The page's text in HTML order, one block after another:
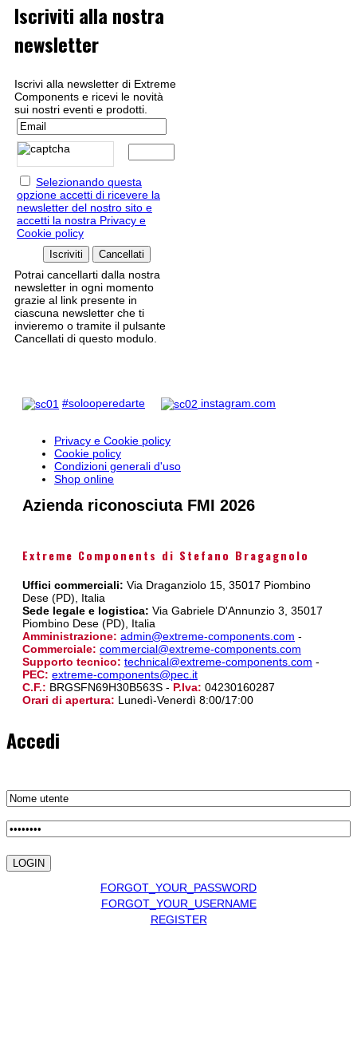
Iscriviti alla nostra
newsletter
Iscrivi alla newsletter di Extreme
Components e ricevi le novità
sui nostri eventi e prodotti.
Selezionando questa
opzione accetti di ricevere la
newsletter del nostro sito e
accetti la nostra Privacy e
Cookie policy
Potrai cancellarti dalla nostra
newsletter in ogni momento
grazie al link presente in
ciascuna newsletter che ti
invieremo o tramite il pulsante
Cancellati di questo modulo.
#solooperedarte instagram.com
Privacy e Cookie policy
Cookie policy
Condizioni generali d'uso
Shop online
Azienda riconosciuta FMI 2026
Extreme Components di Stefano Bragagnolo
Uffici commerciali: Via Draganziolo 15, 35017 Piombino
Dese (PD), Italia
Sede legale e logistica: Via Gabriele D'Annunzio 3, 35017
Piombino Dese (PD), Italia
Amministrazione: admin@extreme-components.com -
Commerciale: commercial@extreme-components.com
Supporto tecnico: technical@extreme-components.com -
PEC: extreme-components@pec.it
C.F.: BRGSFN69H30B563S - P.Iva: 04230160287
Orari di apertura: Lunedì-Venerdì 8:00/17:00
Accedi
FORGOT_YOUR_PASSWORD
FORGOT_YOUR_USERNAME
REGISTER